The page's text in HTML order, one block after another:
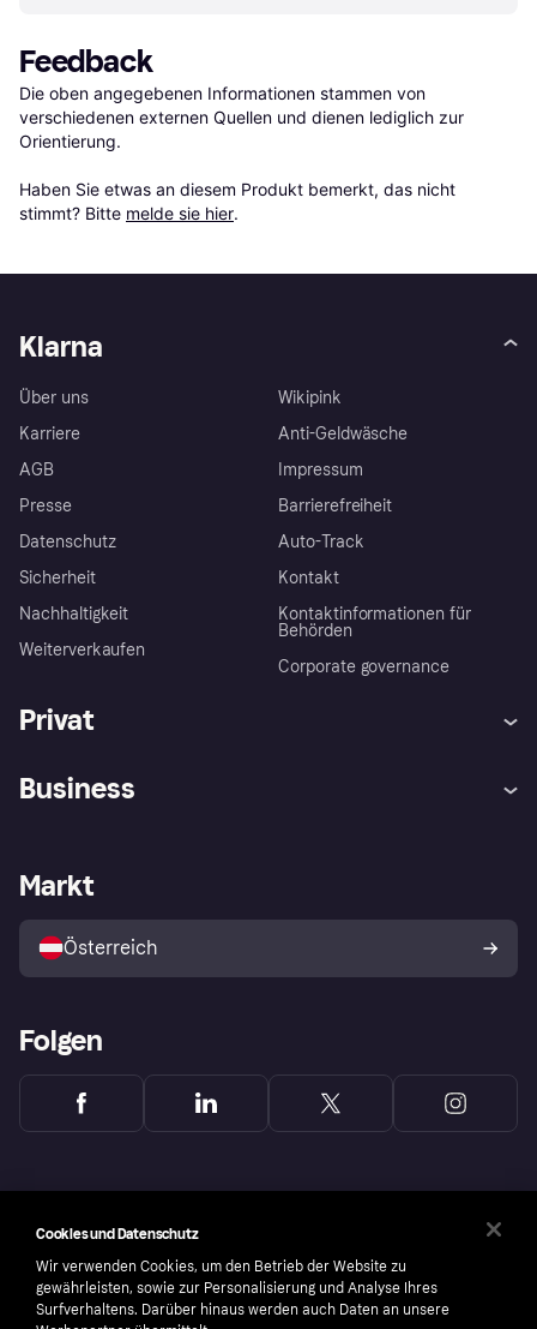
Feedback
Die oben angegebenen Informationen stammen von
verschiedenen externen Quellen und dienen lediglich zur
Orientierung.
Haben Sie etwas an diesem Produkt bemerkt, das nicht
stimmt? Bitte melde sie hier.
Klarna
Über uns
Karriere
AGB
Presse
Datenschutz
Sicherheit
Nachhaltigkeit
Weiterverkaufen
Wikipink
Anti-Geldwäsche
Impressum
Barrierefreiheit
Auto-Track
Kontakt
Kontaktinformationen für
Behörden
Corporate governance
Privat
Shops entdecken
Business
Händlerportal
Markt
Österreich
Folgen
Cookies und Datenschutz
Wir verwenden Cookies, um den Betrieb der Website zu
gewährleisten, sowie zur Personalisierung und Analyse Ihres
Surfverhaltens. Darüber hinaus werden auch Daten an unsere